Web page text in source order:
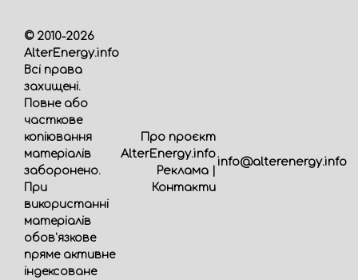
© 2010-2026
AlterEnergy.info
Всі права
захищені.
Повне або
часткове
копіювання
матеріалів
заборонено.
При
використанні
матеріалів
обов'язкове
пряме активне
індексоване
Про проєкт
AlterEnergy.info
Реклама|
Контакти
info@alterenergy.info